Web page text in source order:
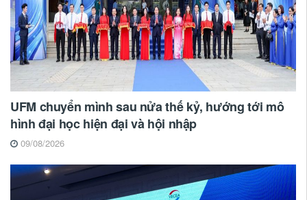
UFM chuyển mình sau nửa thế kỷ, hướng tới mô
hình đại học hiện đại và hội nhập
09/08/2026